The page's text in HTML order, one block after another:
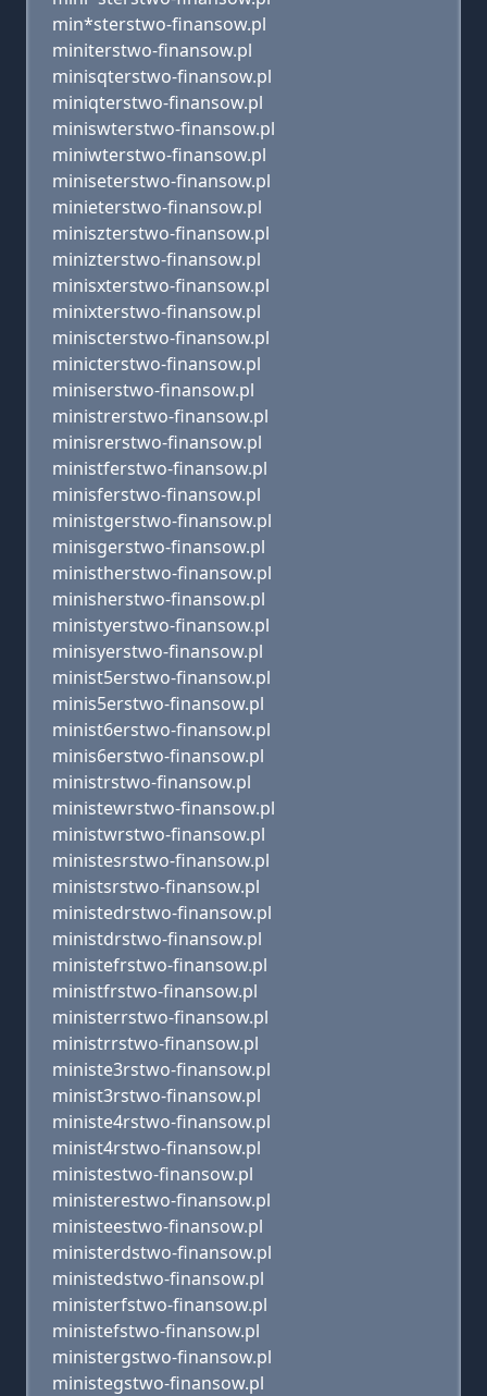
min*sterstwo-finansow.pl
miniterstwo-finansow.pl
minisqterstwo-finansow.pl
miniqterstwo-finansow.pl
miniswterstwo-finansow.pl
miniwterstwo-finansow.pl
miniseterstwo-finansow.pl
minieterstwo-finansow.pl
miniszterstwo-finansow.pl
minizterstwo-finansow.pl
minisxterstwo-finansow.pl
minixterstwo-finansow.pl
miniscterstwo-finansow.pl
minicterstwo-finansow.pl
miniserstwo-finansow.pl
ministrerstwo-finansow.pl
minisrerstwo-finansow.pl
ministferstwo-finansow.pl
minisferstwo-finansow.pl
ministgerstwo-finansow.pl
minisgerstwo-finansow.pl
ministherstwo-finansow.pl
minisherstwo-finansow.pl
ministyerstwo-finansow.pl
minisyerstwo-finansow.pl
minist5erstwo-finansow.pl
minis5erstwo-finansow.pl
minist6erstwo-finansow.pl
minis6erstwo-finansow.pl
ministrstwo-finansow.pl
ministewrstwo-finansow.pl
ministwrstwo-finansow.pl
ministesrstwo-finansow.pl
ministsrstwo-finansow.pl
ministedrstwo-finansow.pl
ministdrstwo-finansow.pl
ministefrstwo-finansow.pl
ministfrstwo-finansow.pl
ministerrstwo-finansow.pl
ministrrstwo-finansow.pl
ministe3rstwo-finansow.pl
minist3rstwo-finansow.pl
ministe4rstwo-finansow.pl
minist4rstwo-finansow.pl
ministestwo-finansow.pl
ministerestwo-finansow.pl
ministeestwo-finansow.pl
ministerdstwo-finansow.pl
ministedstwo-finansow.pl
ministerfstwo-finansow.pl
ministefstwo-finansow.pl
ministergstwo-finansow.pl
ministegstwo-finansow.pl